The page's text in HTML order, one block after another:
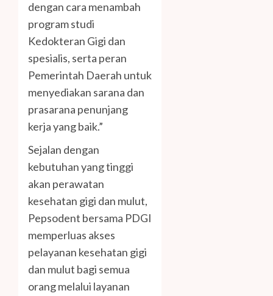
dengan cara menambah
program studi
Kedokteran Gigi dan
spesialis, serta peran
Pemerintah Daerah untuk
menyediakan sarana dan
prasarana penunjang
kerja yang baik.”
Sejalan dengan
kebutuhan yang tinggi
akan perawatan
kesehatan gigi dan mulut,
Pepsodent bersama PDGI
memperluas akses
pelayanan kesehatan gigi
dan mulut bagi semua
orang melalui layanan